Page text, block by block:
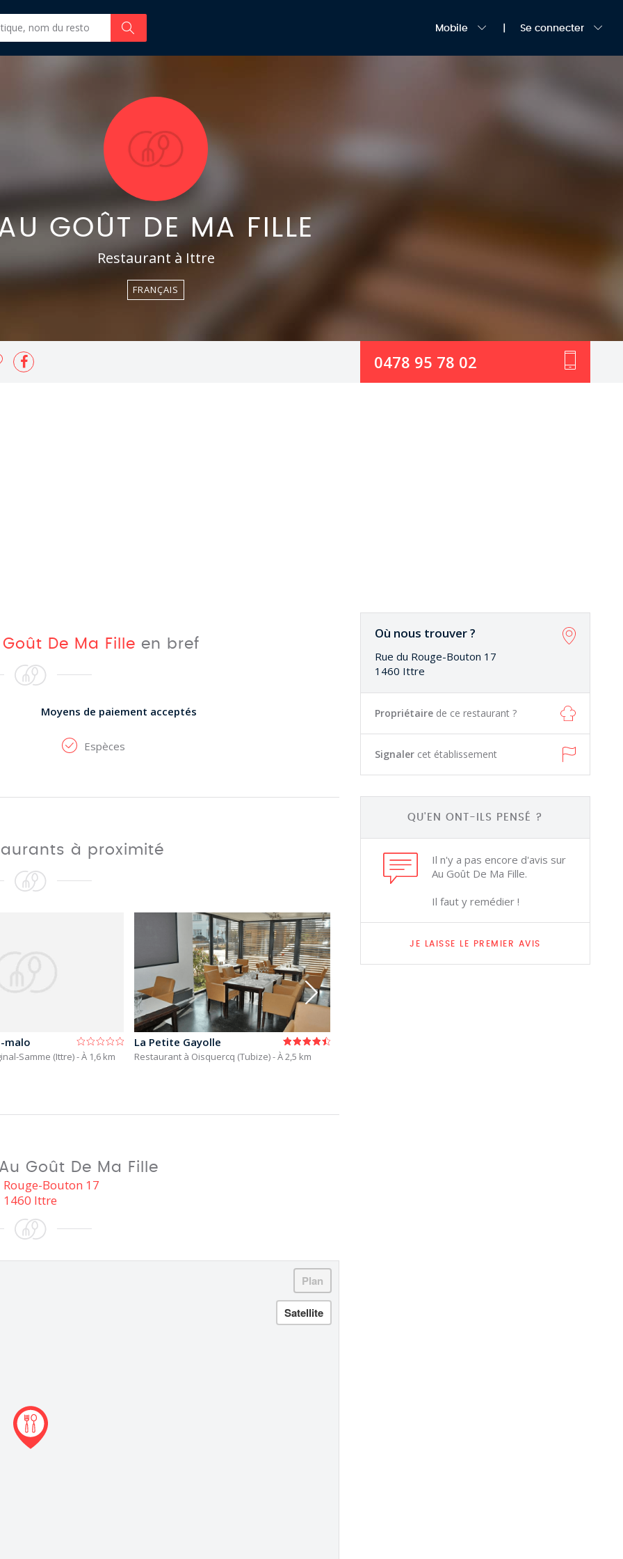
Mobile Se connecter
GOÛT DE MA FILLE
Restaurant à Ittre
FRANÇAIS
0478 95 78 02
Où nous trouver ?
Rue du Rouge-Bouton 17
1460 Ittre
Propriétaire de ce restaurant ?
Signaler cet établissement
QU'EN ONT-ILS PENSÉ ?
Il n'y a pas encore d'avis sur
Au Goût De Ma Fille.
Il faut y remédier !
JE LAISSE LE PREMIER AVIS
De Ma Fille en bref
Moyens de paiement acceptés
Espèces
à proximité
malo
Samme (Ittre)- À 1,6 km
La Petite Gayolle
Restaurant à Oisquercq (Tubize)- À 2,5 km
Goût De Ma Fille
Rouge-Bouton 17
1460 Ittre